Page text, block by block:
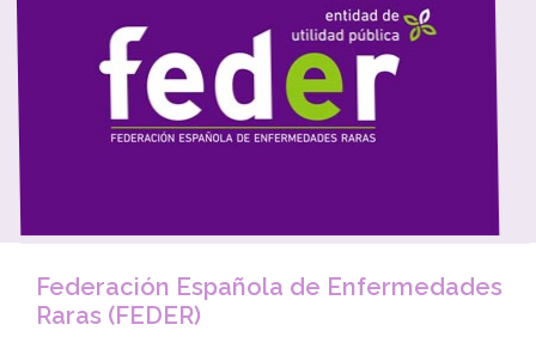
Federación Española de Enfermedades
Raras (FEDER)